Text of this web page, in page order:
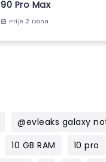
90 Pro Max
Prije 2 Dana
@evleaks galaxy
10 GB RAM 10 pro